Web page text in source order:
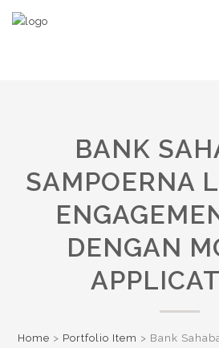
BANK
SAMPOERNA
DENGAN
Home > Portfolio Item > Bank